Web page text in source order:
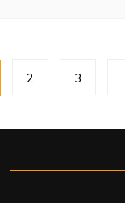
2 3